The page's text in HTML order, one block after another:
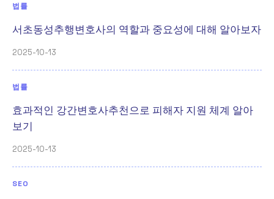
법률
서초동성추행변호사의 역할과 중요성에 대해 알아보자
2025-10-13
법률
효과적인 강간변호사추천으로 피해자 지원 체계 알아
보기
2025-10-13
SEO